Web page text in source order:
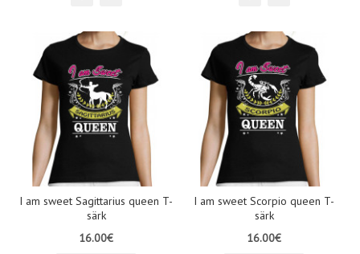
I am sweet Sagittarius queen T-
särk
16.00€
I am sweet Scorpio queen T-
särk
16.00€